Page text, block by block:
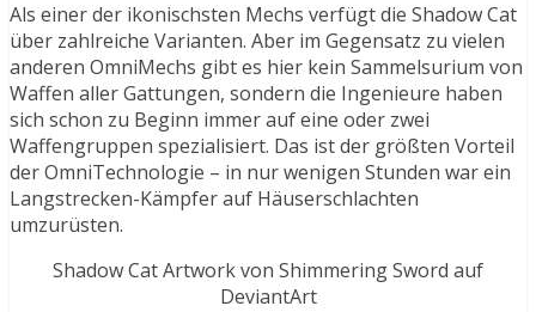
Als einer der ikonischsten Mechs verfügt die Shadow Cat
über zahlreiche Varianten. Aber im Gegensatz zu vielen
anderen OmniMechs gibt es hier kein Sammelsurium von
Waffen aller Gattungen, sondern die Ingenieure haben
sich schon zu Beginn immer auf eine oder zwei
Waffengruppen spezialisiert. Das ist der größten Vorteil
der OmniTechnologie – in nur wenigen Stunden war ein
Langstrecken-Kämpfer auf Häuserschlachten
umzurüsten.
Shadow Cat Artwork von Shimmering Sword auf
DeviantArt